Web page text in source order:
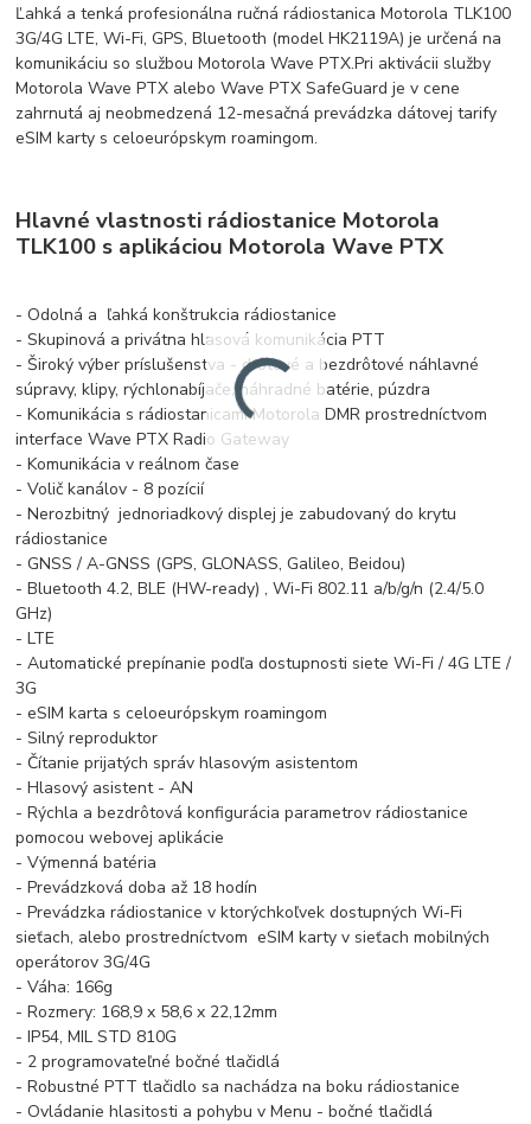
Ľahká a tenká profesionálna ručná rádiostanica Motorola TLK100
3G/4G LTE, Wi-Fi, GPS, Bluetooth (model HK2119A) je určená na
komunikáciu so službou Motorola Wave PTX.Pri aktivácii služby
Motorola Wave PTX alebo Wave PTX SafeGuard je v cene
zahrnutá aj neobmedzená 12-mesačná prevádzka dátovej tarify
eSIM karty s celoeurópskym roamingom.
Hlavné vlastnosti rádiostanice Motorola
TLK100 s aplikáciou Motorola Wave PTX
- Odolná a ľahká konštrukcia rádiostanice
- Skupinová a privátna hlasová komunikácia PTT
- Široký výber príslušenstva - drôtové a bezdrôtové náhlavné
súpravy, klipy, rýchlonabíjače, náhradné batérie, púzdra
- Komunikácia s rádiostanicami Motorola DMR prostredníctvom
interface Wave PTX Radio Gateway
- Komunikácia v reálnom čase
- Volič kanálov - 8 pozícií
- Nerozbitný jednoriadkový displej je zabudovaný do krytu
rádiostanice
- GNSS / A-GNSS (GPS, GLONASS, Galileo, Beidou)
- Bluetooth 4.2, BLE (HW-ready) ,Wi-Fi 802.11 a/b/g/n (2.4/5.0
GHz)
- LTE
- Automatické prepínanie podľa dostupnosti siete Wi-Fi / 4G LTE /
3G
- eSIM karta s celoeurópskym roamingom
- Silný reproduktor
- Čítanie prijatých správ hlasovým asistentom
- Hlasový asistent - AN
- Rýchla a bezdrôtová konfigurácia parametrov rádiostanice
pomocou webovej aplikácie
- Výmenná batéria
- Prevádzková doba až 18 hodín
- Prevádzka rádiostanice v ktorýchkoľvek dostupných Wi-Fi
sieťach, alebo prostredníctvom eSIM karty v sieťach mobilných
operátorov 3G/4G
- Váha: 166g
- Rozmery: 168,9 x 58,6 x 22,12mm
- IP54, MIL STD 810G
- 2 programovateľné bočné tlačidlá
- Robustné PTT tlačidlo sa nachádza na boku rádiostanice
- Ovládanie hlasitosti a pohybu v Menu - bočné tlačidlá